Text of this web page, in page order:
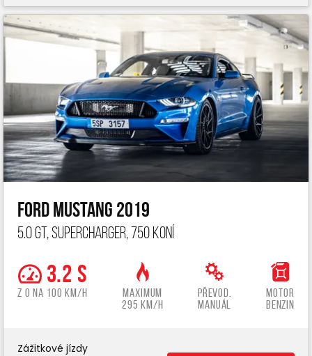
Ford Mustang 2019
5.0 GT, Supercharger, 750 koní
3.2 s
z 0 na 100 km/h
Maximum
295 km/h
Převod.
manuál
Motor
benzin
Zážitkové jízdy